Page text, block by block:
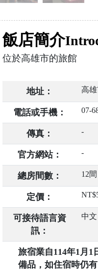
飯店簡介
位於高雄市的旅館
地址： 高
電話或手機： 07-
傳真： -
官方網站： -
總房間數： 12間
定價：
可接待語言資
訊：
中文
旅宿業自114年1月1
備品，如住宿時仍有